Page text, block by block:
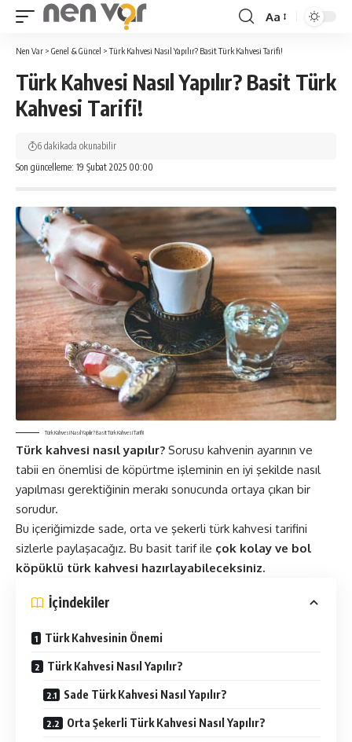
Yazı
Tipi
Boyutlandırıcı
Aa
Nen Var > Genel & Güncel >Türk Kahvesi Nasıl Yapılır? Basit Türk Kahvesi Tarifi!
Türk Kahvesi Nasıl Yapılır? Basit Türk
Kahvesi Tarifi!
Son güncelleme: 19 Şubat 2025 00:00
6 dakikada okunabilir
Türk Kahvesi Nasıl Yapılır? Basit Türk Kahvesi Tarifi!
Türk kahvesi nasıl yapılır? Sorusu kahvenin ayarının ve
tabii en önemlisi de köpürtme işleminin en iyi şekilde nasıl
yapılması gerektiğinin merakı sonucunda ortaya çıkan bir
sorudur.
Bu içeriğimizde sade, orta ve şekerli türk kahvesi tarifini
sizlerle paylaşacağız. Bu basit tarif ile çok kolay ve bol
köpüklü türk kahvesi hazırlayabileceksiniz.
İçindekiler
Türk Kahvesinin Önemi
Türk Kahvesi Nasıl Yapılır?
Sade Türk Kahvesi Nasıl Yapılır?
Orta Şekerli Türk Kahvesi Nasıl Yapılır?